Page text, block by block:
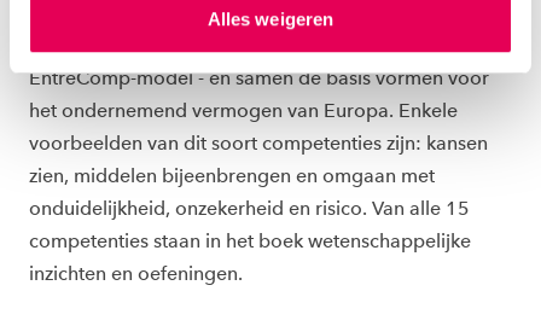
cookiestatement. Via ‘Zelf instellen’ kun je ook zelf
instellen welke cookies we plaatsen. Je kunt je
toestemming altijd wijzigen of intrekken via
onscookiestatement.
Alles weigeren
Uitgangspunt voor het boek zijn de 15 competenties
die in Europees verband zijn ontwikkeld – het
EntreComp-model - en samen de basis vormen voor
het ondernemend vermogen van Europa. Enkele
voorbeelden van dit soort competenties zijn: kansen
zien, middelen bijeenbrengen en omgaan met
onduidelijkheid, onzekerheid en risico. Van alle 15
competenties staan in het boek wetenschappelijke
inzichten en oefeningen.